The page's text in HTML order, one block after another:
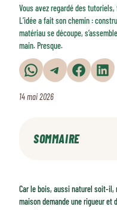
Vous avez regardé des
L’idée a fait son chemin :
matériau se découpe,
main. Presque.
Partager sur WhatsApp Partager sur Telegram Partager sur Facebook Partager sur LinkedIn
14 mai 2026
SOMMAIRE
Assurance : un vide
Car le bois, aussi naturel soit-il,
maison demande une rigueur et